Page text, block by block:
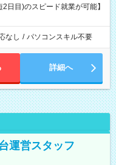
日目)のスピード就業が可能】
なし / パソコンスキル不要
詳細へ
運営スタッフ